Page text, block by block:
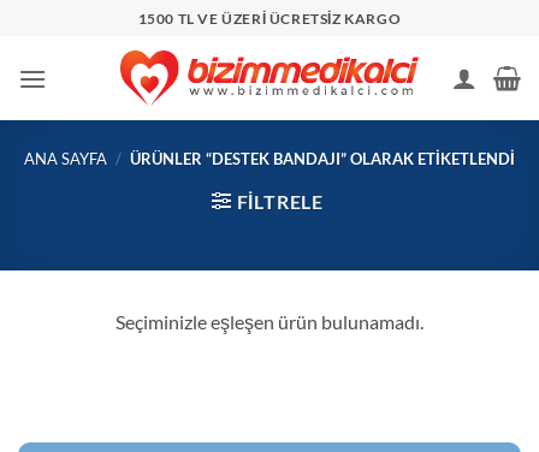
1500 TL VE ÜZERİ ÜCRETSİZ KARGO
ANA SAYFA / ÜRÜNLER “DESTEK BANDAJI” OLARAK ETIKETLENDI
FILTRELE
Seçiminizle eşleşen ürün bulunamadı.